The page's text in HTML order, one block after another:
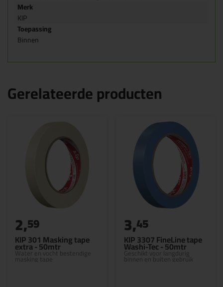
Merk
KIP
Toepassing
Binnen
Gerelateerde producten
KIP 301 Masking tape
extra - 50mtr
Water en vocht bestendige
masking tape
2,59
KIP 3307 FineLine tape
Washi-Tec - 50mtr
Geschikt voor langdurig
binnen en buiten gebruik
3,45